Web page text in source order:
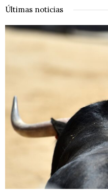
Últimas noticias